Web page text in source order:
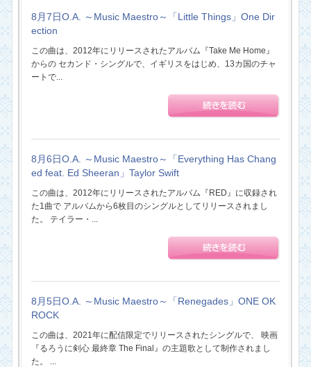
8月7日O.A. ～Music Maestro～「Little Things」One Dir
ection
この曲は、2012年にリリースされたアルバム『Take Me Home』
からの セカンド・シングルで、イギリスをはじめ、13カ国のチャ
ートで...
8月6日O.A. ～Music Maestro～「Everything Has Chang
ed feat. Ed Sheeran」Taylor Swift
この曲は、2012年にリリースされたアルバム『RED』に収録され
た1曲で アルバムから6枚目のシングルとしてリリースされまし
た。 テイラー・...
8月5日O.A. ～Music Maestro～「Renegades」ONE OK
ROCK
この曲は、2021年に配信限定でリリースされたシングルで、 映画
『るろうに剣心 最終章 The Final』の主題歌として制作されまし
た。 ...